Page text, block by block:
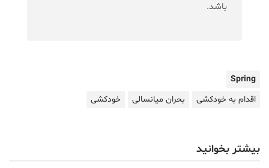
باشد.
Spring
اقدام به خودکشی
بحران میانسالی خودکشی
بیشتر بخوانید